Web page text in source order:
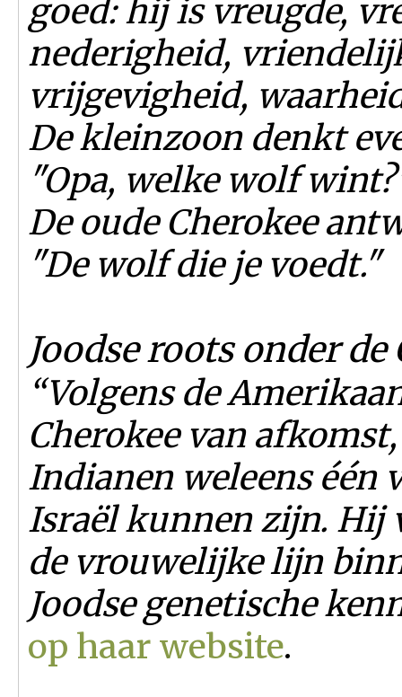
goed: hij is vreugde,
nederigheid,
vrijgevigheid,
De kleinzoon denkt
"Opa, welke wolf
De oude Cherokee
"De wolf die je voedt."
Joodse roots onder de
“Volgens de
Cherokee van
Indianen weleens één
Israël kunnen zijn. Hij
de vrouwelijke lijn
Joodse genetische
op haar website.